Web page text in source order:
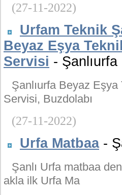
(27-11-2022)
Urfam Teknik
Beyaz Eşya
Servisi - Şanlıurfa
Şanlıurfa Beyaz Eşya
Servisi, Buzdolabı
(27-11-2022)
Urfa Matbaa-
Şanlı Urfa matbaa
akla ilk Urfa Ma